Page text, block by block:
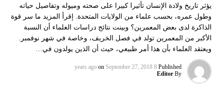
يؤثر تاريخ ولادة الإنسان تأثيرا كبيرا على صحته وميوله وتفاصيل حياته
وطول عمره، بحسب علماء من الولايات المتحدة. إقرأ المزيد ما سر قوة
الذاكرة لدى بعض المعمرين؟ وبينت نتائج دراسات العلماء أن النسبة
الأكبر من المعمرين تولد في فصل الخريف، وخاصة في شهر نوفمبر.
ويعتقد العلماء بأن هذا أمر طبيعي، حيث أن الذين يولدون في…
Published
8 years ago
on September 27, 2018
By
Editor